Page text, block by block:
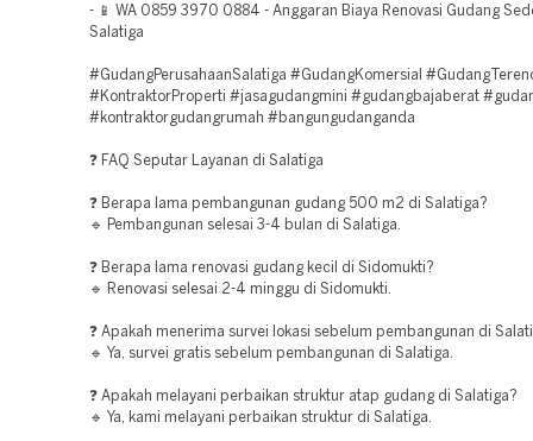
- 📱 WA 0859 3970 0884 - Anggaran Biaya Renovasi Gudang
Salatiga
#GudangPerusahaanSalatiga #GudangKomersial
#KontraktorProperti #jasagudangmini #gudangbajaberat
#kontraktorgudangrumah #bangungudanganda
❓ FAQ Seputar Layanan di Salatiga
❓ Berapa lama pembangunan gudang 500 m2 di Salatiga?
🔹 Pembangunan selesai 3-4 bulan di Salatiga.
❓ Berapa lama renovasi gudang kecil di Sidomukti?
🔹 Renovasi selesai 2-4 minggu di Sidomukti.
❓ Apakah menerima survei lokasi sebelum pembangunan di
🔹 Ya, survei gratis sebelum pembangunan di Salatiga.
❓ Apakah melayani perbaikan struktur atap gudang di Salatiga?
🔹 Ya, kami melayani perbaikan struktur di Salatiga.